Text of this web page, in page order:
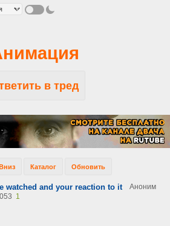
в тред
Вниз Каталог Обновить
watched and your reaction to it
Аноним
1